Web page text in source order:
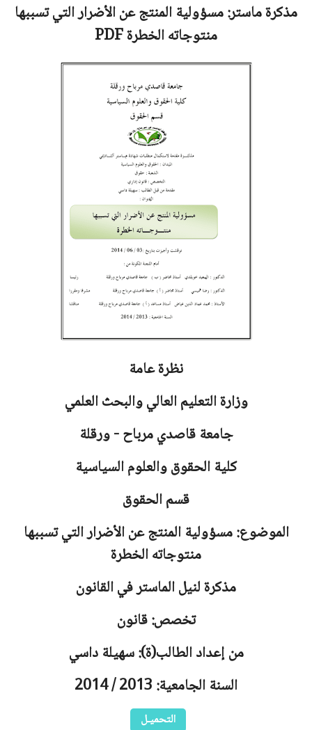
مذكرة ماستر:مسؤولية المنتج عن الأضرار التي تسببها
منتوجاته الخطرةPDF
نظرة عامة
وزارة التعليم العالي والبحث العلمي
جامعةقاصدي مرباح - ورقلة
كلية الحقوق والعلوم السياسية
قسم الحقوق
الموضوع: مسؤولية المنتج عن الأضرار التي تسببها
منتوجاته الخطرة
مذكرة لنيل الماستر في القانون
تخصص: قانون
من إعداد الطالب(ة): سهيلة داسي
السنة الجامعية: 2013 / 2014
التحميـل